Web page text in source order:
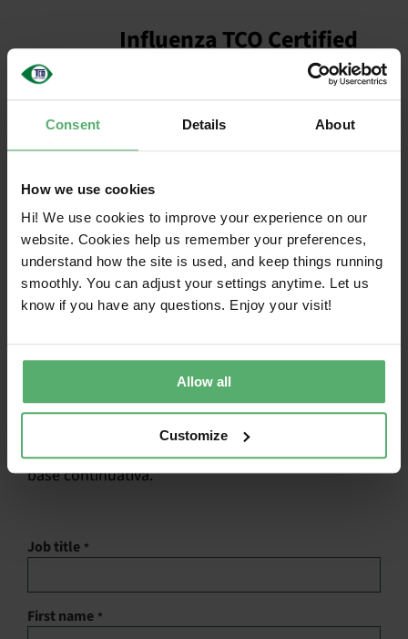
Consent Details About
How we use cookies
Hi! We use cookies to improve your experience on our
website. Cookies help us remember your preferences,
understand how the site is used, and keep things running
smoothly. You can adjust your settings anytime. Let us
know if you have any questions. Enjoy your visit!
Allow all
Customize
Influenza TCO Certified
Contribuire ai criteri in via di
Unitevi al Purchaser Advisory
Forum!
Entrate a far parte di una comunità impegnata per
un ecosistema IT più sostenibile. La vostra voce è
importante! Per richiedere l'adesione, è necessario
far parte di un'organizzazione che utilizza la TCO
Certified negli acquisti, nelle politiche o nelle linee
guida IT. Una volta approvata, possono partecipare
al forum fino a due persone della vostra
organizzazione. Le candidature sono accettate su
base continuativa.
Job title *
First name *